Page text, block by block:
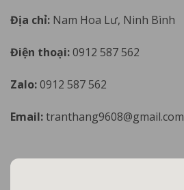
Địa chỉ: Nam Hoa Lư, Ninh Bình
Điện thoại:0912 587 562
Zalo:0912 587 562
Email:tranthang9608@gmail.com